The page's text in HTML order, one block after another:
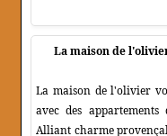
La maison de
La maison de l'olivier
avec des appartements
Alliant charme